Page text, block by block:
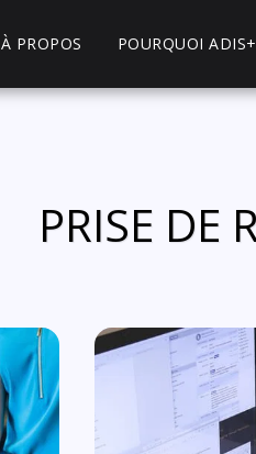
À PROPOS POURQUOI ADIS+
PRISE DE